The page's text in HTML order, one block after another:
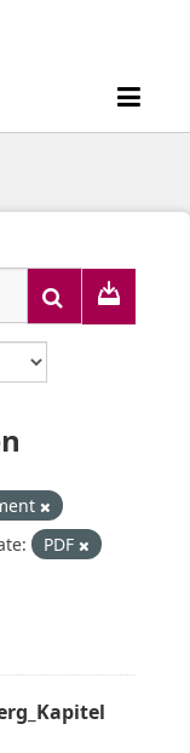
PDF